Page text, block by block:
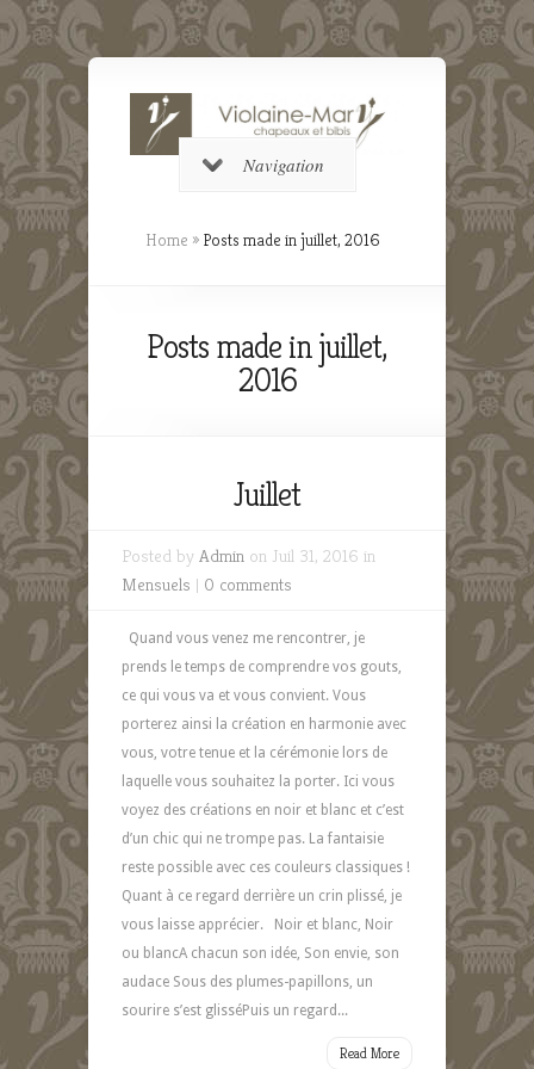
Navigation
Home » Posts made in juillet, 2016
Posts made in juillet,
2016
Juillet
Posted by Admin on Juil 31, 2016 in
Mensuels | 0 comments
Quand vous venez me rencontrer, je
prends le temps de comprendre vos gouts,
ce qui vous va et vous convient. Vous
porterez ainsi la création en harmonie avec
vous, votre tenue et la cérémonie lors de
laquelle vous souhaitez la porter. Ici vous
voyez des créations en noir et blanc et c’est
d’un chic qui ne trompe pas. La fantaisie
reste possible avec ces couleurs classiques !
Quant à ce regard derrière un crin plissé, je
vous laisse apprécier. Noir et blanc, Noir
ou blancA chacun son idée, Son envie, son
audace Sous des plumes-papillons, un
sourire s’est glisséPuis un regard...
Read More